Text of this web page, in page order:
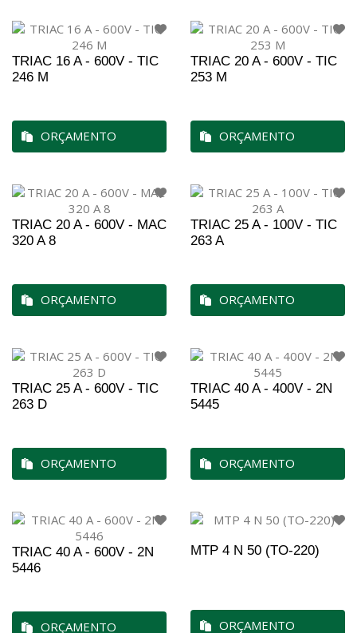
TRIAC 16 A - 600V - TIC
246 M
ORÇAMENTO
TRIAC 20 A - 600V - TIC
253 M
ORÇAMENTO
TRIAC 20 A - 600V - MAC
320 A 8
ORÇAMENTO
TRIAC 25 A - 100V - TIC
263 A
ORÇAMENTO
TRIAC 25 A - 600V - TIC
263 D
ORÇAMENTO
TRIAC 40 A - 400V - 2N
5445
ORÇAMENTO
TRIAC 40 A - 600V - 2N
5446
ORÇAMENTO
MTP 4 N 50 (TO-220)
ORÇAMENTO